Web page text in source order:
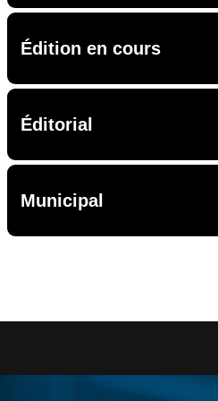
Édition en cours
Éditorial
Municipal